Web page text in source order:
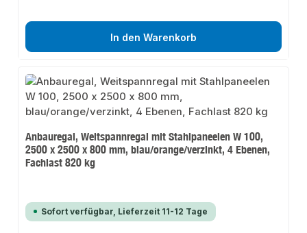
In den Warenkorb
Anbauregal, Weitspannregal mit Stahlpaneelen W 100,
2500 x 2500 x 800 mm, blau/orange/verzinkt, 4 Ebenen,
Fachlast 820 kg
Sofort verfügbar, Lieferzeit 11-12 Tage